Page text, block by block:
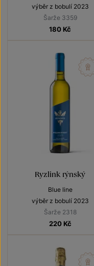
výběr z bobulí 2023
Šarže 3359
180 Kč
Ryzlink rýnský
Blue line
výběr z bobulí 2023
Šarže 2318
220 Kč